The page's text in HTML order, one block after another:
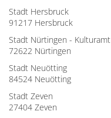
Stadt Hersbruck
91217 Hersbruck
Stadt Nürtingen - Kulturamt
72622 Nürtingen
Stadt Neuötting
84524 Neuötting
Stadt Zeven
27404 Zeven